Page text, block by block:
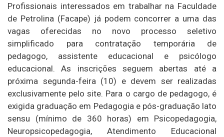
Profissionais interessados em trabalhar na Faculdade
de Petrolina (Facape) já podem concorrer a uma das
vagas oferecidas no novo processo seletivo
simplificado para contratação temporária de
pedagogo, assistente educacional e psicólogo
educacional. As inscrições seguem abertas até a
próxima segunda-feira (10) e devem ser realizadas
exclusivamente pelo site. Para o cargo de pedagogo, é
exigida graduação em Pedagogia e pós-graduação lato
sensu (mínimo de 360 horas) em Psicopedagogia,
Neuropsicopedagogia, Atendimento Educacional